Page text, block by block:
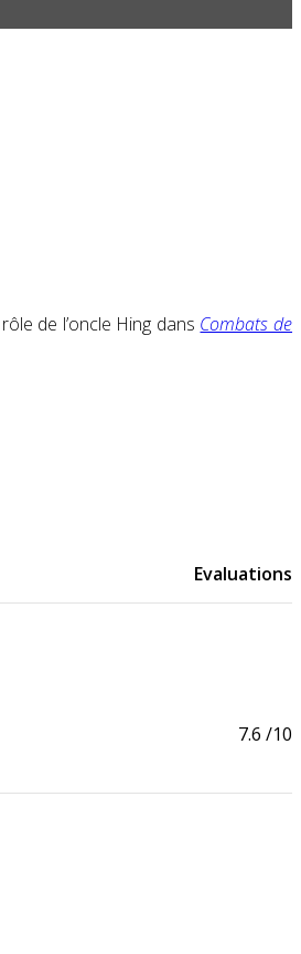
de l’oncle Hing dans Combats de
Evaluations
7.6 /10